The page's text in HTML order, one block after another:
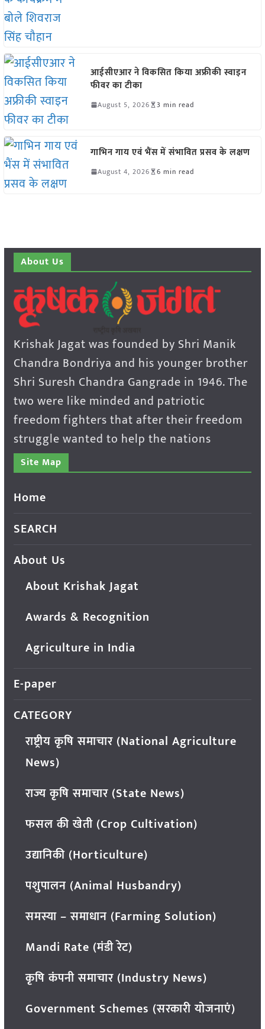
आईसीएआर ने विकसित किया अफ्रीकी स्वाइन
फीवर का टीका
August 5, 2026 3 min read
गाभिन गाय एवं भैंस में संभावित प्रसव के लक्षण
August 4, 2026 6 min read
About Us
Krishak Jagat was founded by Shri Manik
Chandra Bondriya and his younger brother
Shri Suresh Chandra Gangrade in 1946. The
two were like minded and patriotic
freedom fighters that after their freedom
struggle wanted to help the nations
Site Map
Home
SEARCH
About Us
About Krishak Jagat
Awards & Recognition
Agriculture in India
E-paper
CATEGORY
राष्ट्रीय कृषि समाचार (National Agriculture
News)
राज्य कृषि समाचार (State News)
फसल की खेती (Crop Cultivation)
उद्यानिकी (Horticulture)
पशुपालन (Animal Husbandry)
समस्या – समाधान (Farming Solution)
Mandi Rate (मंडी रेट)
कृषि कंपनी समाचार (Industry News)
Government Schemes (सरकारी योजनाएं)